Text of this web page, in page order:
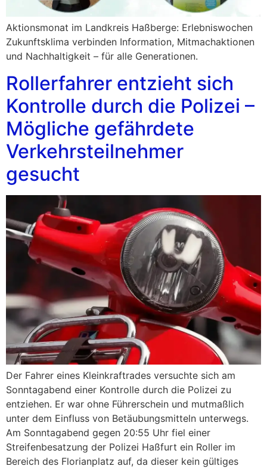
Aktionsmonat im Landkreis Haßberge: Erlebniswochen
Zukunftsklima verbinden Information, Mitmachaktionen
und Nachhaltigkeit – für alle Generationen.
Rollerfahrer entzieht sich
Kontrolle durch die Polizei –
Mögliche gefährdete
Verkehrsteilnehmer
gesucht
Der Fahrer eines Kleinkraftrades versuchte sich am
Sonntagabend einer Kontrolle durch die Polizei zu
entziehen. Er war ohne Führerschein und mutmaßlich
unter dem Einfluss von Betäubungsmitteln unterwegs.
Am Sonntagabend gegen 20:55 Uhr fiel einer
Streifenbesatzung der Polizei Haßfurt ein Roller im
Bereich des Florianplatz auf, da dieser kein gültiges